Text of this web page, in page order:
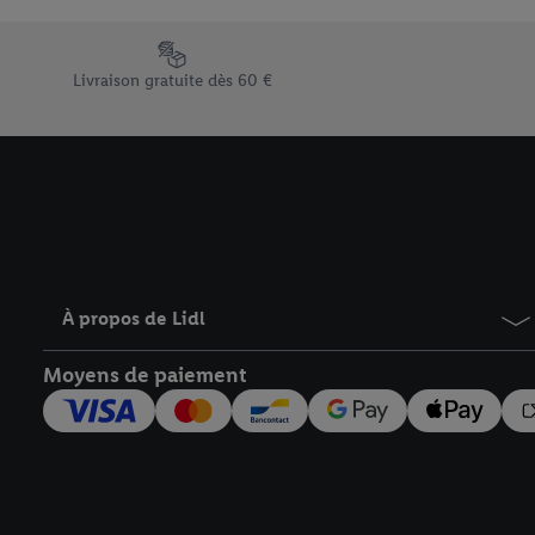
Élément du pied de page avec les différents arguments de
Livraison gratuite dès 60 €
À propos de Lidl
Moyens de paiement
informations sur la